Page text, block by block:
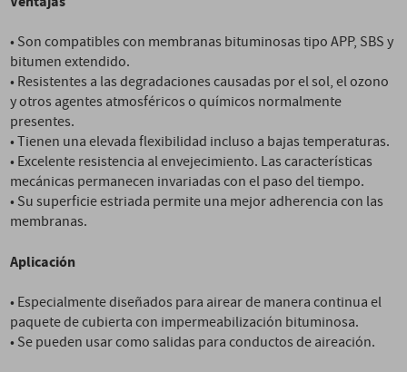
• Son compatibles con membranas bituminosas tipo APP, SBS y
bitumen extendido.
• Resistentes a las degradaciones causadas por el sol, el ozono
y otros agentes atmosféricos o químicos normalmente
presentes.
• Tienen una elevada flexibilidad incluso a bajas temperaturas.
• Excelente resistencia al envejecimiento. Las características
mecánicas permanecen invariadas con el paso del tiempo.
• Su superficie estriada permite una mejor adherencia con las
membranas.
Aplicación
• Especialmente diseñados para airear de manera continua el
paquete de cubierta con impermeabilización bituminosa.
• Se pueden usar como salidas para conductos de aireación.